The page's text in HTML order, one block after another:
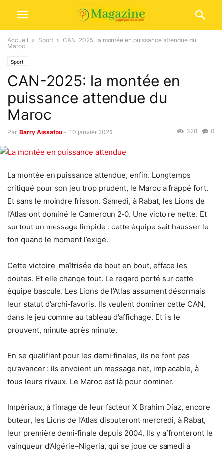
Accueil Sport
CAN-2025: la montée en puissance attendue du
Maroc
Sport
CAN-2025: la montée en
puissance attendue du
Maroc
Par Barry Aissatou - 10 janvier 2026 0
328
La montée en puissance attendue, enfin. Longtemps
critiqué pour son jeu trop prudent, le Maroc a frappé fort.
Et sans le moindre frisson. Samedi, à Rabat, les Lions de
l’Atlas ont dominé le Cameroun 2‑0. Une victoire nette. Et
surtout un message limpide : cette équipe sait hausser le
ton quand le moment l’exige.
Cette victoire, maîtrisée de bout en bout, efface les
doutes. Et elle change tout. Le regard porté sur cette
équipe bascule. Les Lions de l’Atlas assument désormais
leur statut d’archi‑favoris. Ils veulent dominer cette CAN,
dans le jeu comme au tableau d’affichage. Et ils le
prouvent, minute après minute.
En se qualifiant pour les demi‑finales, ils ne font pas
qu’avancer : ils envoient un message net, implacable, à
tous leurs rivaux. Le Maroc est là pour dominer.
Impériaux, à l’image de leur facteur X Brahim Díaz, encore
buteur, les Lions de l’Atlas disputeront mercredi, à Rabat,
leur première demi‑finale depuis 2004. Ils y affronteront le
vainqueur d’Algérie–Nigeria, qui se joue ce samedi à